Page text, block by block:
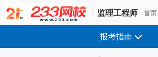
监理工程师 首页
监理工程师 首页
报考指南